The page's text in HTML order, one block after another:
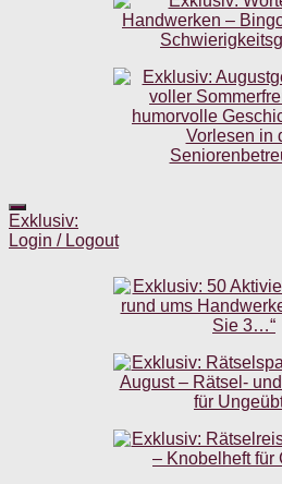
Exklusiv:
Login / Logout